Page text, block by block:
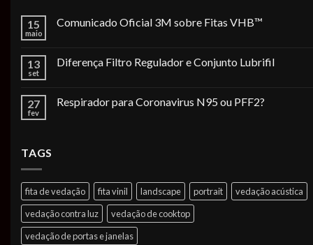
15
maio
Comunicado Oficial 3M sobre Fitas VHB™
13
set
Diferença Filtro Regulador e Conjunto Lubrifil
27
fev
Respirador para Coronavirus N95 ou PFF2?
TAGS
fita de vedação fita vinil landscape portrait
vedação acústica
vedação contra luz
vedação de cooktop
vedação de portas e janelas